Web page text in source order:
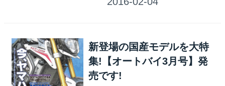
でついに213VSの一般道試乗
ませんか!というお誘いです。
そろそろ一般道での目撃情報
も寄せられ始めています、
新登場の国産モデルを大特
集!【オートバイ3月号】発
売です!